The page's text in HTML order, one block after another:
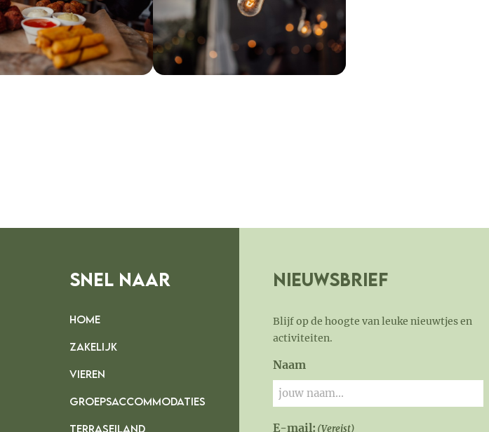
Snel Naar
HOME
ZAKELIJK
VIEREN
GROEPSACCOMMODATIES
TERRASEILAND
Nieuwsbrief
Blijf op de hoogte van leuke nieuwtjes en
activiteiten.
Naam
E-mail: (Vereist)